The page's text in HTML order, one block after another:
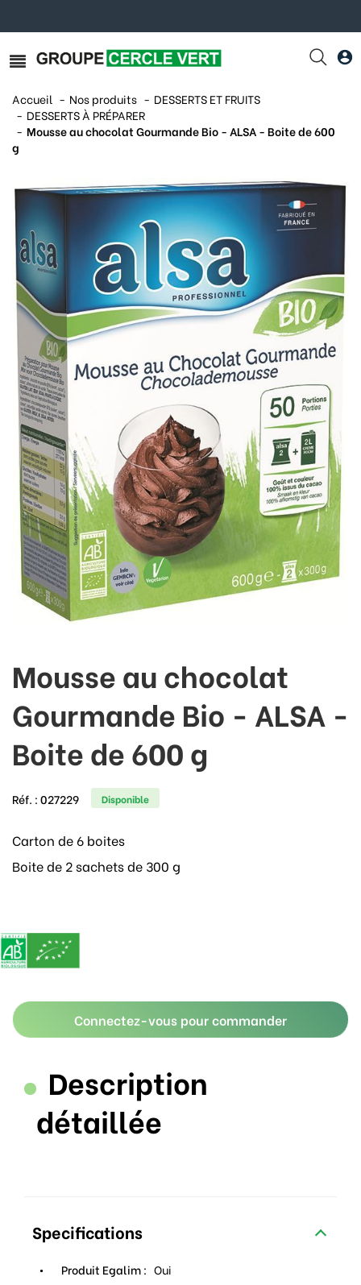
Accueil Nos produits
DESSERTS ET FRUITS
DESSERTS À PRÉPARER
Mousse au chocolat Gourmande Bio - ALSA - Boite de 600
g
Mousse au chocolat
Gourmande Bio - ALSA -
Boite de 600 g
Réf. :027229 Disponible
Carton de 6 boites
Boite de 2 sachets de 300 g
Connectez-vous pour commander
Description
détaillée
Specifications
Produit Egalim : Oui